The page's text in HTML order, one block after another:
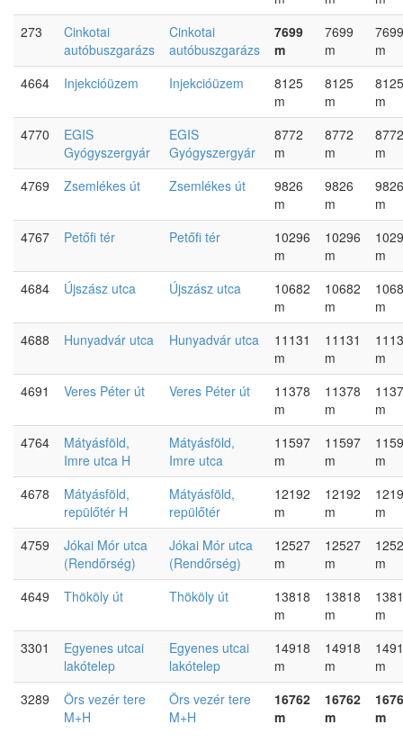
273
Cinkotai
autóbuszgarázs
Cinkotai
autóbuszgarázs
7699
m
7699
m
7699
m
4664
Injekcióüzem Injekcióüzem
8125
m
8125
m
8125
m
4770
EGIS
Gyógyszergyár
EGIS
Gyógyszergyár
8772
m
8772
m
8772
m
4769
Zsemlékes út Zsemlékes út
9826
m
9826
m
9826
m
4767
Petőfi tér Petőfi tér
10296
m
10296
m
m
4684
Újszász utca Újszász utca
10682
m
10682
m
m
4688
Hunyadvár utca Hunyadvár utca
11131
m
11131
m
m
4691
Veres Péter út Veres Péter út
11378
m
11378
m
m
4764
Mátyásföld,
Imre utca H
Mátyásföld,
Imre utca
11597
m
11597
m
m
4678
Mátyásföld,
repülőtér H
Mátyásföld,
repülőtér
12192
m
12192
m
m
4759
Jókai Mór utca
(Rendőrség)
Jókai Mór utca
(Rendőrség)
12527
m
12527
m
m
4649
Thököly út Thököly út
13818
m
13818
m
m
3301
Egyenes utcai
lakótelep
Egyenes utcai
lakótelep
14918
m
14918
m
m
3289
Örs vezér tere
M+H
Örs vezér tere
M+H
16762
m
16762
m
m